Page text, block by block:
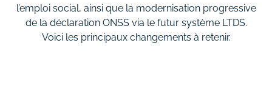
l’emploi social, ainsi que la modernisation progressive
de la déclaration ONSS via le futur système LTDS.
Voici les principaux changements à retenir.